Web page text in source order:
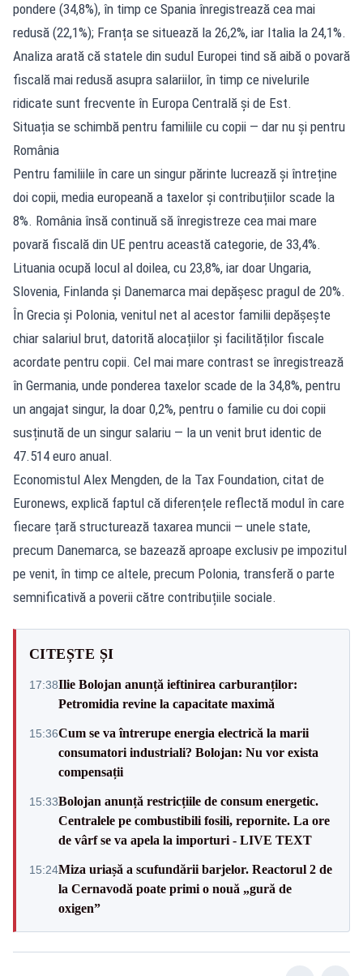
pondere (34,8%), în timp ce Spania înregistrează cea mai
redusă (22,1%); Franța se situează la 26,2%, iar Italia la 24,1%.
Analiza arată că statele din sudul Europei tind să aibă o povară
fiscală mai redusă asupra salariilor, în timp ce nivelurile
ridicate sunt frecvente în Europa Centrală și de Est.
Situația se schimbă pentru familiile cu copii — dar nu și pentru
România
Pentru familiile în care un singur părinte lucrează și întreține
doi copii, media europeană a taxelor și contribuțiilor scade la
8%. România însă continuă să înregistreze cea mai mare
povară fiscală din UE pentru această categorie, de 33,4%.
Lituania ocupă locul al doilea, cu 23,8%, iar doar Ungaria,
Slovenia, Finlanda și Danemarca mai depășesc pragul de 20%.
În Grecia și Polonia, venitul net al acestor familii depășește
chiar salariul brut, datorită alocațiilor și facilităților fiscale
acordate pentru copii. Cel mai mare contrast se înregistrează
în Germania, unde ponderea taxelor scade de la 34,8%, pentru
un angajat singur, la doar 0,2%, pentru o familie cu doi copii
susținută de un singur salariu — la un venit brut identic de
47.514 euro anual.
Economistul Alex Mengden, de la Tax Foundation, citat de
Euronews, explică faptul că diferențele reflectă modul în care
fiecare țară structurează taxarea muncii — unele state,
precum Danemarca, se bazează aproape exclusiv pe impozitul
pe venit, în timp ce altele, precum Polonia, transferă o parte
semnificativă a poverii către contribuțiile sociale.
CITEȘTE ȘI
17:38Ilie Bolojan anunță ieftinirea carburanților:
Petromidia revine la capacitate maximă
15:36Cum se va întrerupe energia electrică la marii
consumatori industriali? Bolojan: Nu vor exista
compensații
15:33Bolojan anunță restricțiile de consum energetic.
Centralele pe combustibili fosili, repornite. La ore
de vârf se va apela la importuri - LIVE TEXT
15:24Miza uriașă a scufundării barjelor. Reactorul 2 de
la Cernavodă poate primi o nouă „gură de
oxigen”